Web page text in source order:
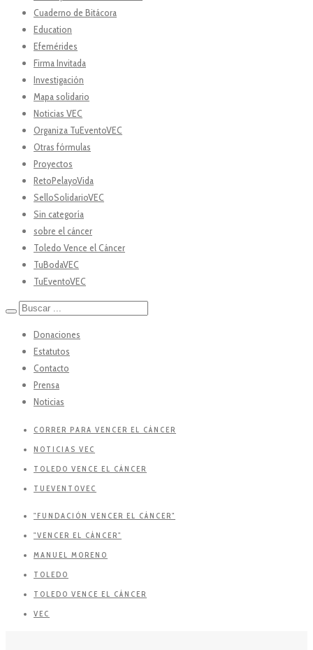
Cuaderno de Bitácora
Education
Efemérides
Firma Invitada
Investigación
Mapa solidario
Noticias VEC
Organiza TuEventoVEC
Otras fórmulas
Proyectos
RetoPelayoVida
SelloSolidarioVEC
Sin categoría
sobre el cáncer
Toledo Vence el Cáncer
TuBodaVEC
TuEventoVEC
Donaciones
Estatutos
Contacto
Prensa
Noticias
CORRER PARA VENCER EL CÁNCER
NOTICIAS VEC
TOLEDO VENCE EL CÁNCER
TUEVENTOVEC
"FUNDACIÓN VENCER EL CÁNCER"
"VENCER EL CÁNCER"
MANUEL MORENO
TOLEDO
TOLEDO VENCE EL CÁNCER
VEC